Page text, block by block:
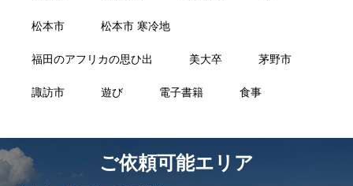
松本市 松本市 寒冷地
福田のアフリカの思ひ出 美大卒 茅野市
諏訪市 遊び 電子書籍 食事
ご依頼可能エリア